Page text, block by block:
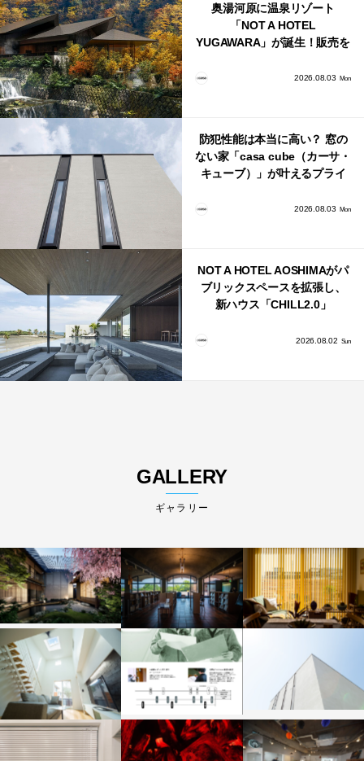
奥湯河原に温泉リゾート
「NOT A HOTEL
YUGAWARA」が誕生！販売を
2026.08.03 Mon
防犯性能は本当に高い？ 窓の
ない家「casa cube（カーサ・
キューブ）」が叶えるプライ
2026.08.03 Mon
NOT A HOTEL AOSHIMAがパ
ブリックスペースを拡張し、
新ハウス「CHILL2.0」
2026.08.02 Sun
GALLERY
ギャラリー